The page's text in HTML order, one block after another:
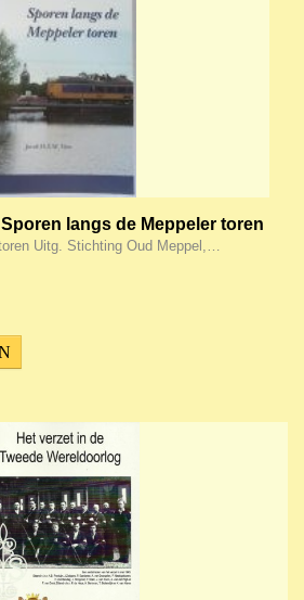
langs de Meppeler toren
Uitg. Stichting Oud Meppel,…